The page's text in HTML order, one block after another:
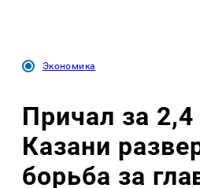
Экономика
Причал за
Казани
борьба за